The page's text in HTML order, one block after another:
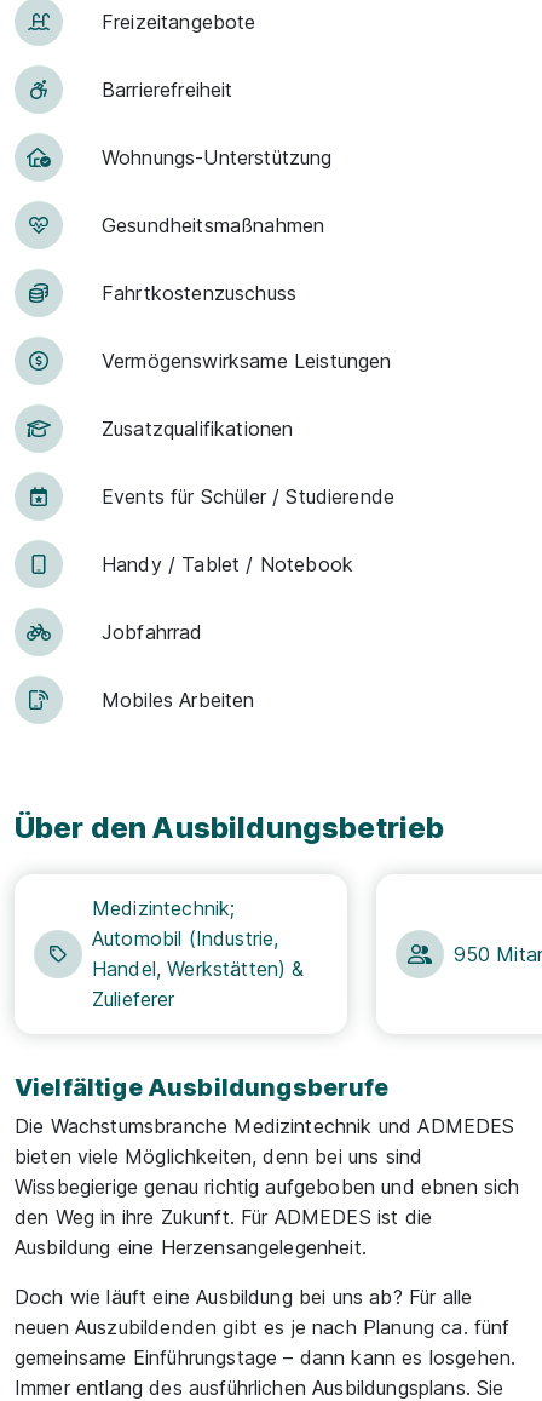
Frei­zeit­an­ge­bo­te
Barriere­frei­heit
Woh­nungs-Un­ter­stüt­zung
Ge­sund­heits­maß­nah­men
Fahrt­kosten­zu­schuss
Vermögens­wirksame Leistungen
Zu­satz­qua­li­fi­ka­tio­nen
Events für Schü­ler / Stu­die­ren­de
Han­dy / Tab­let / Note­book
Jobfahrrad
Mobiles Arbeiten
Über den Ausbildungsbetrieb
Medizintechnik;
Automobil (Industrie,
Handel, Werkstätten) &
Zulieferer
950
Vielfältige Ausbildungsberufe
Die Wachstumsbranche Medizintechnik und ADMEDES
bieten viele Möglichkeiten, denn bei uns sind
Wissbegierige genau richtig aufgeboben und ebnen sich
den Weg in ihre Zukunft. Für ADMEDES ist die
Ausbildung eine Herzensangelegenheit.
Doch wie läuft eine Ausbildung bei uns ab? Für alle
neuen Auszubildenden gibt es je nach Planung ca. fünf
gemeinsame Einführungstage – dann kann es losgehen.
Immer entlang des ausführlichen Ausbildungsplans. Sie